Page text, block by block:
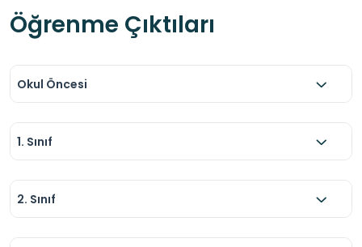
Öğrenme Çıktıları
Okul Öncesi
1. Sınıf
2. Sınıf